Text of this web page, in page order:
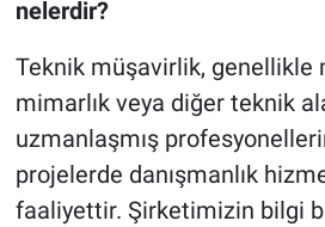
nelerdir?
Teknik müşavirlik, genellikle
mimarlık veya diğer teknik
uzmanlaşmış
projelerde danışmanlık
faaliyettir. Şirketimizin bilgi